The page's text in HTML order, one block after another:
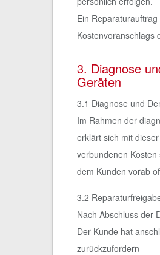
Ein
Kostenvoranschlags
3. Diagnose
Geräten
3.1 Diagnose und
Im Rahmen der
erklärt sich mit
verbundenen
dem Kunden vorab
3.2
Nach Abschluss der
Der Kunde hat
zurückzufordern